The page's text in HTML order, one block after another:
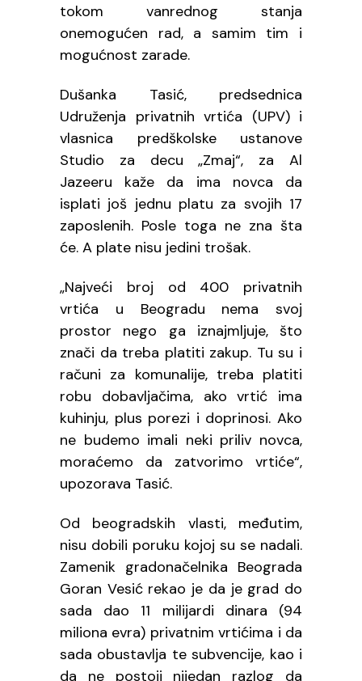
tokom vanrednog stanja
onemogućen rad, a samim tim i
mogućnost zarade.
Dušanka Tasić, predsednica
Udruženja privatnih vrtića (UPV) i
vlasnica predškolske ustanove
Studio za decu „Zmaj“, za Al
Jazeeru kaže da ima novca da
isplati još jednu platu za svojih 17
zaposlenih. Posle toga ne zna šta
će. A plate nisu jedini trošak.
„Najveći broj od 400 privatnih
vrtića u Beogradu nema svoj
prostor nego ga iznajmljuje, što
znači da treba platiti zakup. Tu su i
računi za komunalije, treba platiti
robu dobavljačima, ako vrtić ima
kuhinju, plus porezi i doprinosi. Ako
ne budemo imali neki priliv novca,
moraćemo da zatvorimo vrtiće“,
upozorava Tasić.
Od beogradskih vlasti, međutim,
nisu dobili poruku kojoj su se nadali.
Zamenik gradonačelnika Beograda
Goran Vesić rekao je da je grad do
sada dao 11 milijardi dinara (94
miliona evra) privatnim vrtićima i da
sada obustavlja te subvencije, kao i
da ne postoji nijedan razlog da